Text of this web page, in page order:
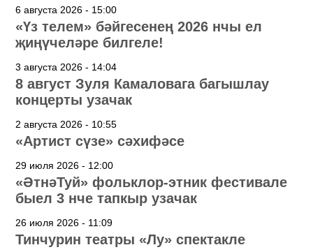
6 августа 2026 - 15:00
«Үз телем» бәйгесенең 2026 нчы ел
җиңүчеләре билгеле!
3 августа 2026 - 14:04
8 август Зуля Камаловага багышлау
концерты узачак
2 августа 2026 - 10:55
«Артист сүзе» сәхифәсе
29 июля 2026 - 12:00
«ӘтнәТуй» фольклор-этник фестивале
быел 3 нче тапкыр узачак
26 июля 2026 - 11:09
Тинчурин театры «Лу» спектакле